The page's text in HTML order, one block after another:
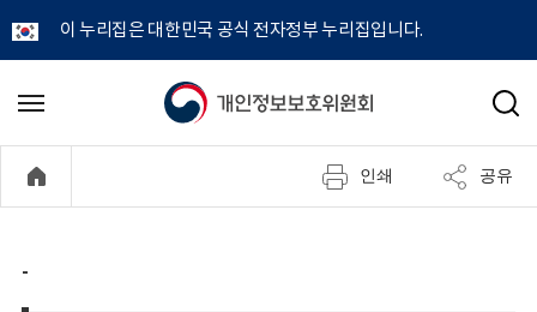
이 누리집은 대한민국 공식 전자정부 누리집입니다.
개
정
메
기
검
인쇄 공유
-